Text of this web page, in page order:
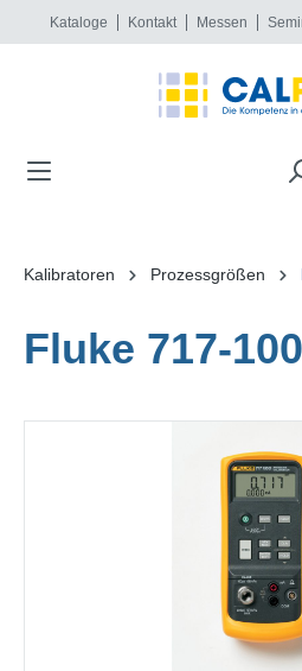
springen
Kataloge Kontakt Messen
Kalibratoren Prozessgrößen
Fluke 717-